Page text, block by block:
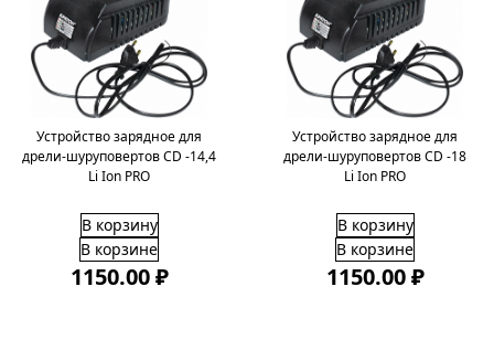
Устройство зарядное для
дрели-шуруповертов CD -14,4
Li Ion PRO
В корзину
В корзине
1150.00 ₽
Устройство зарядное для
дрели-шуруповертов CD -18
Li Ion PRO
В корзину
В корзине
1150.00 ₽